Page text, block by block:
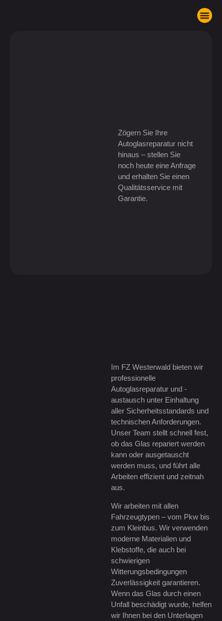
Zögern Sie Ihre
Autoglasreparatur nicht
hinaus – stellen Sie
noch heute eine Anfrage
und erhalten Sie einen
Qualitätsservice mit
Garantie.
Im FZ Westerwald bieten wir
professionelle
Autoglasreparatur und -
austausch unter Einhaltung
aller Sicherheitsstandards und
technischen Anforderungen.
Unser Team stellt schnell fest,
ob das Glas repariert werden
kann oder ausgetauscht
werden muss, und führt alle
Arbeiten effizient und zeitnah
aus.
Wir arbeiten mit allen
Fahrzeugtypen – vom Pkw bis
zum Kleinbus. Wir verwenden
moderne Materialien und
Klebstoffe, die auch bei
schwierigen
Witterungsbedingungen
Zuverlässigkeit garantieren.
Wenn das Glas durch einen
Unfall beschädigt wurde, helfen
wir Ihnen bei den Unterlagen